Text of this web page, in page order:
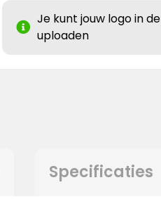
Je kunt jouw logo in
uploaden
Specificaties